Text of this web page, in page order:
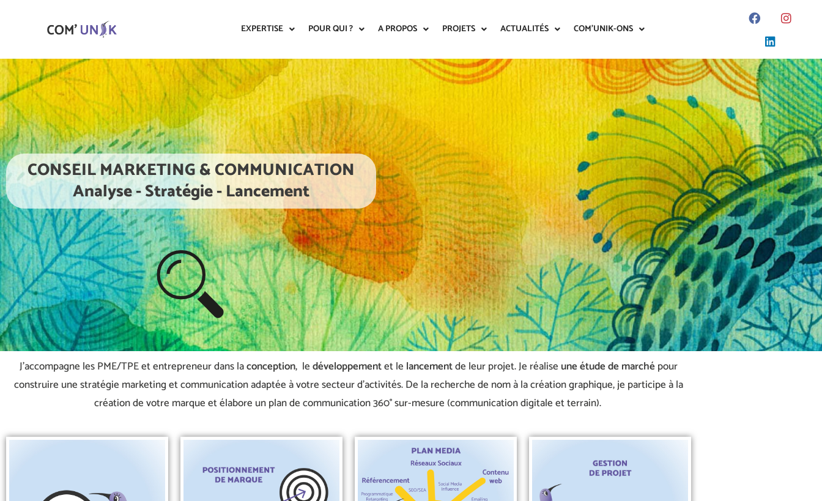
EXPERTISE POUR QUI ? A PROPOS PROJETS ACTUALITÉS COM’UNIK-ONS
CONSEIL MARKETING & COMMUNICATION
Analyse - Stratégie - Lancement
J’accompagne les PME/TPE et entrepreneur dans laconception, ledéveloppementet le lancementde leur projet. Je réalise une étude de marchépour
construire une stratégie marketing et communication adaptée à votre secteur d’activités. De la recherche de nom à la création graphique, je participe à la
création de votre marque et élabore un plan de communication 360° sur-mesure (communication digitale et terrain).